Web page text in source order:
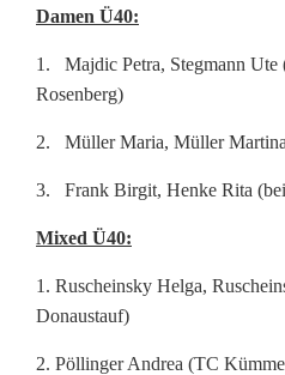
Damen Ü40:
1. Majdic Petra, Stegmann Ute
Rosenberg)
2. Müller Maria, Müller Martina
3. Frank Birgit, Henke Rita
Mixed Ü40:
1. Ruscheinsky Helga,
Donaustauf)
2. Pöllinger Andrea (TC